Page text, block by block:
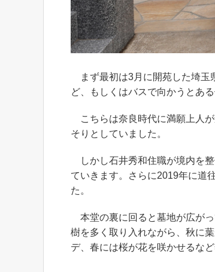
まず最初は3月に開苑した埼玉
ど、もしくはバスで向かうとあ
こちらは奈良時代に満願上人
そりとしていました。
しかし石井秀和住職が境内を
ていきます。さらに2019年に道
た。
本堂の裏に回ると墓地が広が
樹を多く取り入れながら、秋に
デ、春には桜が花を咲かせるな